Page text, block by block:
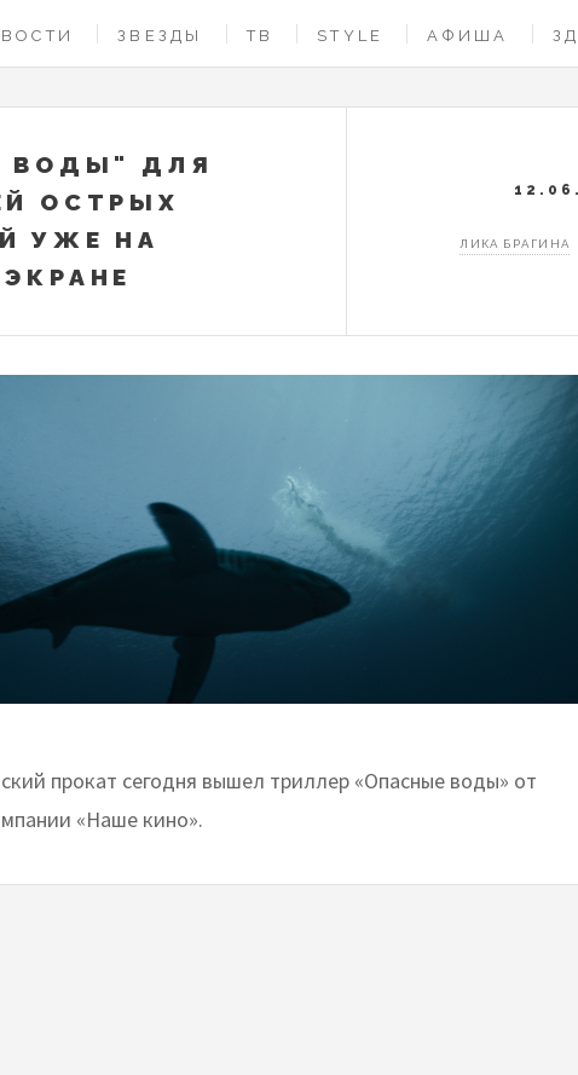
ЗВЕЗДЫ ТВ STYLE АФИША
ВОДЫ" ДЛЯ
ОСТРЫХ
УЖЕ НА
ЛИКА БРАГИНА
прокат сегодня вышел триллер «Опасные воды» от
«Наше кино».